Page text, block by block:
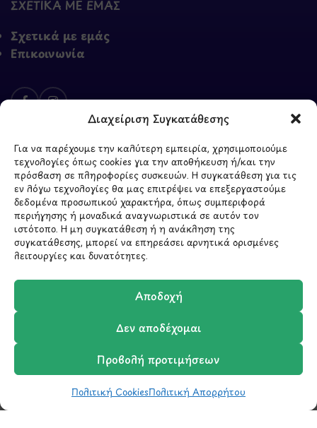
Διαχείριση Συγκατάθεσης
Για να παρέχουμε την καλύτερη εμπειρία, χρησιμοποιούμε
τεχνολογίες όπως cookies για την αποθήκευση ή/και την
πρόσβαση σε πληροφορίες συσκευών. Η συγκατάθεση για τις
εν λόγω τεχνολογίες θα μας επιτρέψει να επεξεργαστούμε
δεδομένα προσωπικού χαρακτήρα, όπως συμπεριφορά
περιήγησης ή μοναδικά αναγνωριστικά σε αυτόν τον
ιστότοπο. Η μη συγκατάθεση ή η ανάκληση της
συγκατάθεσης, μπορεί να επηρεάσει αρνητικά ορισμένες
λειτουργίες και δυνατότητες.
Αποδοχή
Δεν αποδέχομαι
Προβολή προτιμήσεων
Πολιτική CookiesΠολιτική Απορρήτου
ΣΧΕΤΙΚΑ ΜΕ ΕΜΑΣ
Σχετικά με εμάς
Επικοινωνία
ΥΠΟΓΡΑΦΗ 2026 - CREATED BYBYTE A COOKIE
Μάθετε πρώτοι τα νέα
και τις προσφορές
μας.
WishlistΚαλάθιΣύγκριση
Ο Λογαριασμός μου